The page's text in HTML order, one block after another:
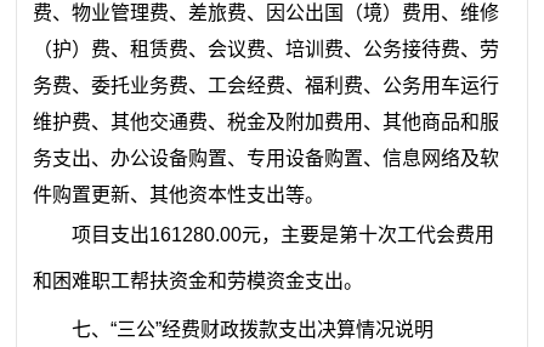
费、物业管理费、差旅费、因公出国（境）费用、维修
（护）费、租赁费、会议费、培训费、公务接待费、劳
务费、委托业务费、工会经费、福利费、公务用车运行
维护费、其他交通费、税金及附加费用、其他商品和服
务支出、办公设备购置、专用设备购置、信息网络及软
件购置更新、其他资本性支出等。
项目支出161280.00元，主要是第十次工代会费用
和困难职工帮扶资金和劳模资金支出。
七、“三公”经费财政拨款支出决算情况说明